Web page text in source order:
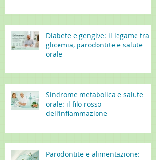
Diabete e gengive: il legame tra
glicemia, parodontite e salute
orale
Sindrome metabolica e salute
orale: il filo rosso
dell’infiammazione
Parodontite e alimentazione: